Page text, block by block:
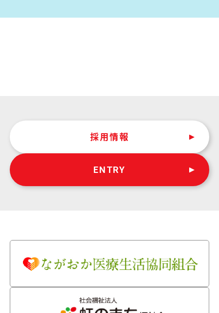
採用情報
ENTRY